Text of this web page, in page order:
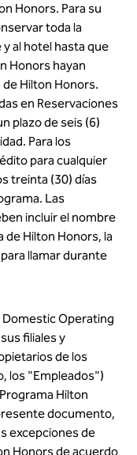
Honors. Para su
toda la
al hotel hasta que
Honors hayan
Hilton Honors.
en Reservaciones
plazo de seis (6)
Para los
para cualquier
treinta (30) días
Las
incluir el nombre
Hilton Honors, la
llamar durante
Operating
filiales y
de los
los "Empleados")
Hilton
documento,
excepciones de
Honors de acuerdo